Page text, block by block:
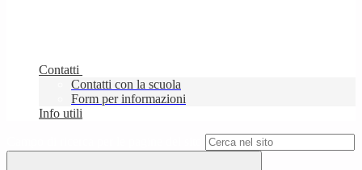
Contatti
Contatti con la scuola
Form per informazioni
Info utili